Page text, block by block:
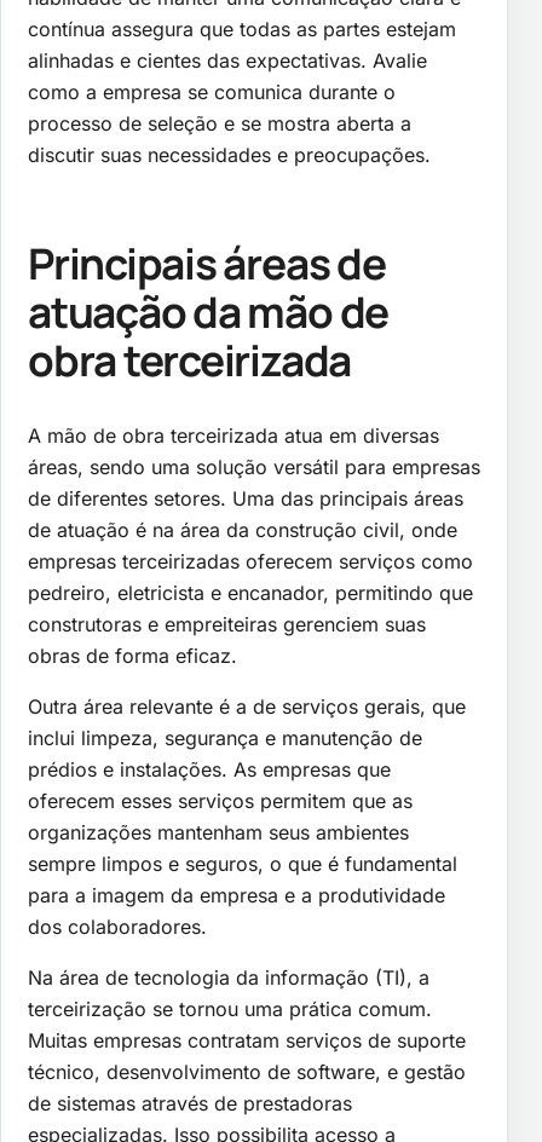
contínua assegura que todas as partes estejam
alinhadas e cientes das expectativas. Avalie
como a empresa se comunica durante o
processo de seleção e se mostra aberta a
discutir suas necessidades e preocupações.
Principais áreas de
atuação da mão de
obra terceirizada
A mão de obra terceirizada atua em diversas
áreas, sendo uma solução versátil para empresas
de diferentes setores. Uma das principais áreas
de atuação é na área da construção civil, onde
empresas terceirizadas oferecem serviços como
pedreiro, eletricista e encanador, permitindo que
construtoras e empreiteiras gerenciem suas
obras de forma eficaz.
Outra área relevante é a de serviços gerais, que
inclui limpeza, segurança e manutenção de
prédios e instalações. As empresas que
oferecem esses serviços permitem que as
organizações mantenham seus ambientes
sempre limpos e seguros, o que é fundamental
para a imagem da empresa e a produtividade
dos colaboradores.
Na área de tecnologia da informação (TI), a
terceirização se tornou uma prática comum.
Muitas empresas contratam serviços de suporte
técnico, desenvolvimento de software, e gestão
de sistemas através de prestadoras
especializadas. Isso possibilita acesso a